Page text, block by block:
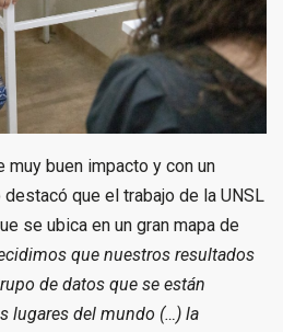
muy buen impacto y con un
que el trabajo de la UNSL
se ubica en un gran mapa de
que nuestros resultados
de datos que se están
lugares del mundo (…) la